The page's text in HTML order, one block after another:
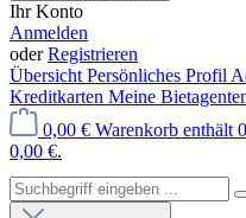
Ihr Konto
Anmelden
oderRegistrieren
Übersicht Persönliches Profil
Kreditkarten Meine
0,00 € Warenkorb enthält
0,00 €.